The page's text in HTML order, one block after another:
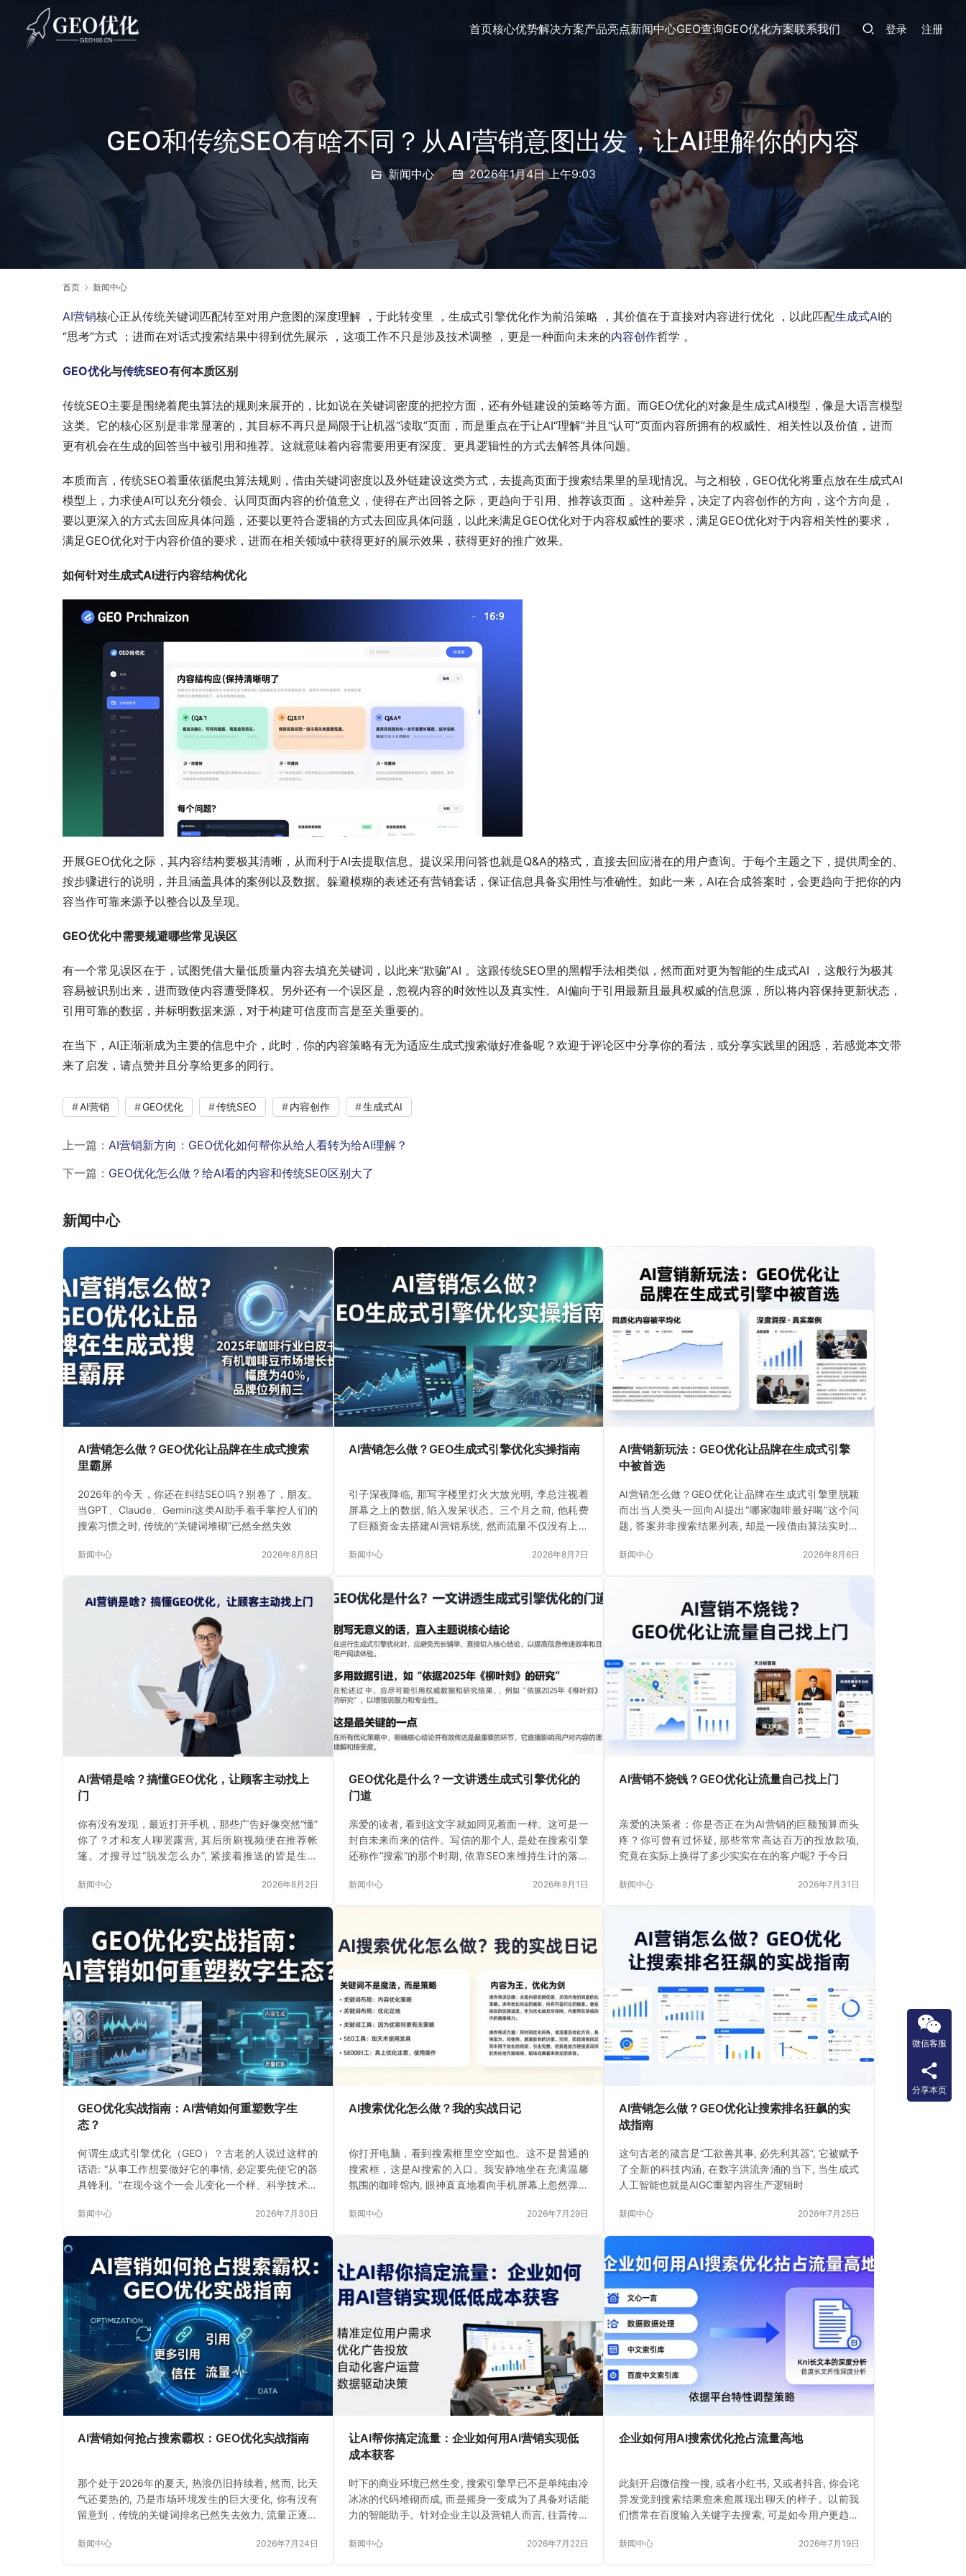
首页核心优势解决方案产品亮点新闻中心GEO查询GEO优化方案联系我们 登录 注册
GEO和传统SEO有啥不同？从AI营销意图出发，让AI理解你的内容
新闻中心 2026年1月4日 上午9:03
首页 新闻中心
AI营销核心正从传统关键词匹配转至对用户意图的深度理解 ，于此转变里 ，生成式引擎优化作为前沿策略 ，其价值在于直接对内容进行优化 ，以此匹配生成式AI的
“思考”方式 ；进而在对话式搜索结果中得到优先展示 ，这项工作不只是涉及技术调整 ，更是一种面向未来的内容创作哲学 。
GEO优化与传统SEO有何本质区别
传统SEO主要是围绕着爬虫算法的规则来展开的，比如说在关键词密度的把控方面，还有外链建设的策略等方面。而GEO优化的对象是生成式AI模型，像是大语言模型
这类。它的核心区别是非常显著的，其目标不再只是局限于让机器“读取”页面，而是重点在于让AI“理解”并且“认可”页面内容所拥有的权威性、相关性以及价值，进而
更有机会在生成的回答当中被引用和推荐。这就意味着内容需要用更有深度、更具逻辑性的方式去解答具体问题。
本质而言，传统SEO着重依循爬虫算法规则，借由关键词密度以及外链建设这类方式，去提高页面于搜索结果里的呈现情况。与之相较，GEO优化将重点放在生成式AI
模型上，力求使AI可以充分领会、认同页面内容的价值意义，使得在产出回答之际，更趋向于引用、推荐该页面 。这种差异，决定了内容创作的方向，这个方向是，
要以更深入的方式去回应具体问题，还要以更符合逻辑的方式去回应具体问题，以此来满足GEO优化对于内容权威性的要求，满足GEO优化对于内容相关性的要求，
满足GEO优化对于内容价值的要求，进而在相关领域中获得更好的展示效果，获得更好的推广效果。
如何针对生成式AI进行内容结构优化
开展GEO优化之际，其内容结构要极其清晰，从而利于AI去提取信息。提议采用问答也就是Q&A的格式，直接去回应潜在的用户查询。于每个主题之下，提供周全的、
按步骤进行的说明，并且涵盖具体的案例以及数据。躲避模糊的表述还有营销套话，保证信息具备实用性与准确性。如此一来，AI在合成答案时，会更趋向于把你的内
容当作可靠来源予以整合以及呈现。
GEO优化中需要规避哪些常见误区
有一个常见误区在于，试图凭借大量低质量内容去填充关键词，以此来“欺骗”AI 。这跟传统SEO里的黑帽手法相类似，然而面对更为智能的生成式AI ，这般行为极其
容易被识别出来，进而致使内容遭受降权。另外还有一个误区是，忽视内容的时效性以及真实性。AI偏向于引用最新且最具权威的信息源，所以将内容保持更新状态，
引用可靠的数据，并标明数据来源，对于构建可信度而言是至关重要的。
在当下，AI正渐渐成为主要的信息中介，此时，你的内容策略有无为适应生成式搜索做好准备呢？欢迎于评论区中分享你的看法，或分享实践里的困惑，若感觉本文带
来了启发，请点赞并且分享给更多的同行。
AI营销 GEO优化 传统SEO 内容创作 生成式AI
上一篇： AI营销新方向：GEO优化如何帮你从给人看转为给AI理解？
下一篇： GEO优化怎么做？给AI看的内容和传统SEO区别大了
新闻中心
AI营销怎么做？GEO优化让品牌在生成式搜索
里霸屏
2026年的今天，你还在纠结SEO吗？别卷了，朋友。
当GPT、Claude、Gemini这类AI助手着手掌控人们的
搜索习惯之时, 传统的“关键词堆砌”已然全然失效
新闻中心 2026年8月8日
AI营销怎么做？GEO生成式引擎优化实操指南
引子深夜降临, 那写字楼里灯火大放光明, 李总注视着
屏幕之上的数据, 陷入发呆状态。三个月之前, 他耗费
了巨额资金去搭建AI营销系统, 然而流量不仅没有上升
新闻中心 2026年8月7日
AI营销新玩法：GEO优化让品牌在生成式引擎
中被首选
AI营销怎么做？GEO优化让品牌在生成式引擎里脱颖
而出当人类头一回向AI提出“哪家咖啡最好喝”这个问
题, 答案并非搜索结果列表, 却是一段借由算法实时生
新闻中心 2026年8月6日
AI营销是啥？搞懂GEO优化，让顾客主动找上
门
你有没有发现，最近打开手机，那些广告好像突然“懂”
你了？才和友人聊罢露营, 其后所刷视频便在推荐帐
篷。才搜寻过“脱发怎么办”, 紧接着推送的皆是生发
新闻中心 2026年8月2日
GEO优化是什么？一文讲透生成式引擎优化的
门道
亲爱的读者, 看到这文字就如同见着面一样。这可是一
封自未来而来的信件。写信的那个人, 是处在搜索引擎
还称作“搜索”的那个时期, 依靠SEO来维持生计的落魄
新闻中心 2026年8月1日
AI营销不烧钱？GEO优化让流量自己找上门
亲爱的决策者：你是否正在为AI营销的巨额预算而头
疼？你可曾有过怀疑, 那些常常高达百万的投放款项,
究竟在实际上换得了多少实实在在的客户呢? 于今日
新闻中心 2026年7月31日
GEO优化实战指南：AI营销如何重塑数字生
态？
何谓生成式引擎优化（GEO）？古老的人说过这样的
话语: “从事工作想要做好它的事情, 必定要先使它的器
具锋利。”在现今这个一会儿变化一个样、科学技术飞
新闻中心 2026年7月30日
AI搜索优化怎么做？我的实战日记
你打开电脑，看到搜索框里空空如也。这不是普通的
搜索框，这是AI搜索的入口。我安静地坐在充满温馨
氛围的咖啡馆内, 眼神直直地看向手机屏幕上忽然弹出
新闻中心 2026年7月29日
AI营销怎么做？GEO优化让搜索排名狂飙的实
战指南
这句古老的箴言是“工欲善其事, 必先利其器”, 它被赋予
了全新的科技内涵, 在数字洪流奔涌的当下, 当生成式
人工智能也就是AIGC重塑内容生产逻辑时
新闻中心 2026年7月25日
AI营销如何抢占搜索霸权：GEO优化实战指南
那个处于2026年的夏天, 热浪仍旧持续着, 然而, 比天
气还要热的, 乃是市场环境发生的巨大变化, 你有没有
留意到，传统的关键词排名已然失去效力, 流量正逐渐
新闻中心 2026年7月24日
让AI帮你搞定流量：企业如何用AI营销实现低
成本获客
时下的商业环境已然生变, 搜索引擎早已不是单纯由冷
冰冰的代码堆砌而成, 而是摇身一变成为了具备对话能
力的智能助手。针对企业主以及营销人而言, 往昔传统
新闻中心 2026年7月22日
企业如何用AI搜索优化抢占流量高地
此刻开启微信搜一搜, 或者小红书, 又或者抖音, 你会诧
异发觉到搜索结果愈来愈展现出聊天的样子。以前我
们惯常在百度输入关键字去搜索, 可是如今用户更趋向
新闻中心 2026年7月19日
微信客服
分享本页